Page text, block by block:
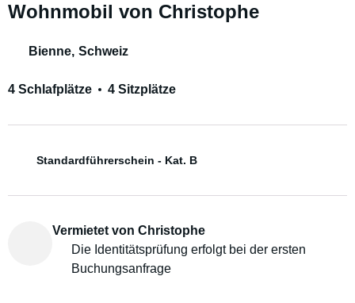
Wohnmobil von Christophe
Bienne, Schweiz
4 Schlafplätze 4 Sitzplätze
Standardführerschein - Kat. B
Vermietet von Christophe
Die Identitätsprüfung erfolgt bei der ersten
Buchungsanfrage